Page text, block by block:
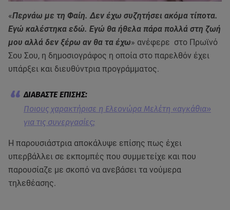
«Περνάω με τη Φαίη. Δεν έχω συζητήσει ακόμα τίποτα.
Εγώ καλέστηκα εδώ. Εγώ θα ήθελα πάρα πολλά στη ζωή
μου αλλά δεν ξέρω αν θα τα έχω» ανέφερε στο Πρωϊνό
Σου Σου, η δημοσιογράφος η οποία στο παρελθόν έχει
υπάρξει και διευθύντρια προγράμματος.
Ποιους χαρακτήρισε η Ελεονώρα Μελέτη «αγκάθια»
για τις συνεργασίες;
Η παρουσιάστρια αποκάλυψε επίσης πως έχει
υπερβάλλει σε εκπομπές που συμμετείχε και που
παρουσίαζε με σκοπό να ανεβάσει τα νούμερα
τηλεθέασης.